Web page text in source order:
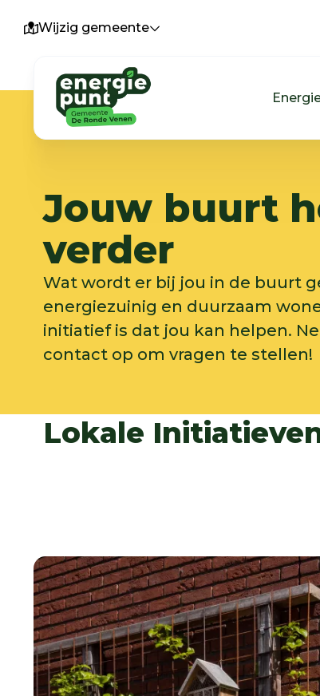
Wijzig gemeente
Jouw buurt
verder
Wat wordt er bij jou in de buurt
energiezuinig en duurzaam
initiatief is dat jou kan helpen.
contact op om vragen te stellen!
Lokale